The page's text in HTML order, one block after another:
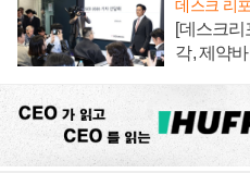
데스크 리
[데스크리
각, 제약